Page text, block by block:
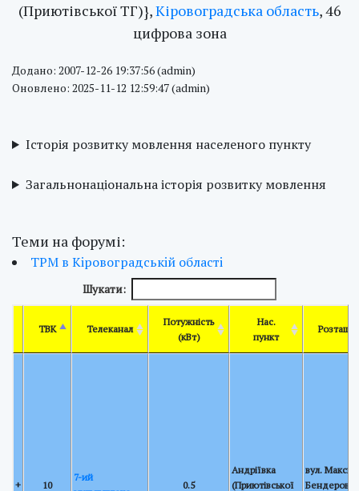
(Приютівської ТГ)},Кіровоградська область, 46
цифрова зона
Додано: 2007-12-26 19:37:56 (admin)
Оновлено: 2025-11-12 12:59:47 (admin)
Історія розвитку мовлення населеного пункту
Загальнонаціональна історія розвитку мовлення
Теми на форумі:
ТРМ в Кiровоградськiй областi
Шукати:
ТВК Телеканал
Потужність
(кВт)
Нас.
пункт
+ 10
7-ий
0.5
Андріївка
(Приютівської
вул.
Бендерова